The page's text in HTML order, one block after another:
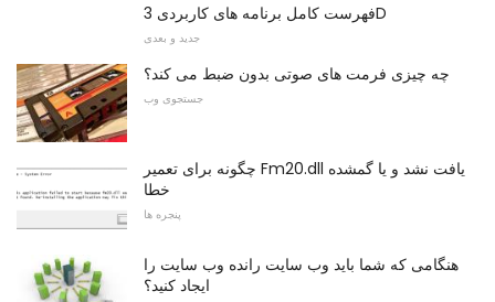
فهرست کامل برنامه های کاربردی 3D
جدید و بعدی
چه چیزی فرمت های صوتی بدون ضبط می کند؟
جستجوی وب
چگونه برای تعمیر Fm20.dll یافت نشد و یا گمشده
خطا
پنجره ها
هنگامی که شما باید وب سایت رانده وب سایت را
ایجاد کنید؟